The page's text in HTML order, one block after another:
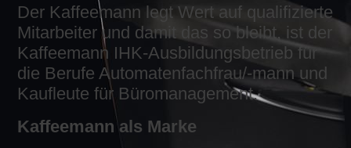
Der Kaffeemann legt Wert auf qualifizierte
Mitarbeiter und damit das so bleibt, ist der
Kaffeemann IHK-Ausbildungsbetrieb für
die Berufe Automatenfachfrau/-mann und
Kaufleute für Büromanagement.
Kaffeemann als Marke